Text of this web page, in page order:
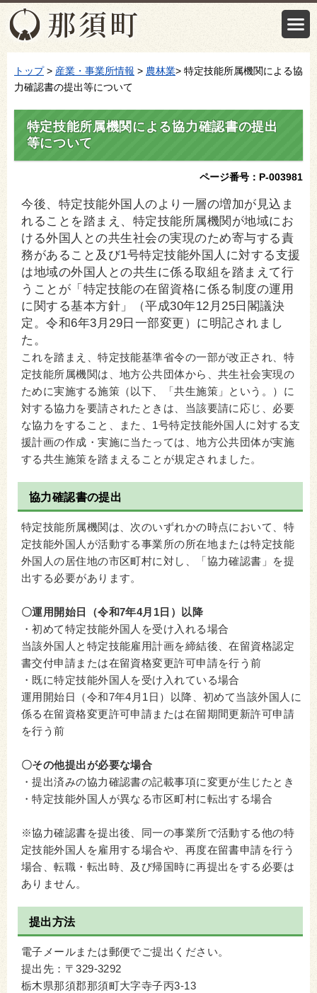
トップ> 産業・事業所情報 > 農林業> 特定技能所属機関による協
力確認書の提出等について
特定技能所属機関による協力確認書の提出
等について
ページ番号：P-003981
今後、特定技能外国人のより一層の増加が見込ま
れることを踏まえ、特定技能所属機関が地域にお
ける外国人との共生社会の実現のため寄与する責
務があること及び1号特定技能外国人に対する支援
は地域の外国人との共生に係る取組を踏まえて行
うことが「特定技能の在留資格に係る制度の運用
に関する基本方針」（平成30年12月25日閣議決
定。令和6年3月29日一部変更）に明記されまし
た。
これを踏まえ、特定技能基準省令の一部が改正され、特
定技能所属機関は、地方公共団体から、共生社会実現の
ために実施する施策（以下、「共生施策」という。）に
対する協力を要請されたときは、当該要請に応じ、必要
な協力をすること、また、1号特定技能外国人に対する支
援計画の作成・実施に当たっては、地方公共団体が実施
する共生施策を踏まえることが規定されました。
協力確認書の提出
特定技能所属機関は、次のいずれかの時点において、特
定技能外国人が活動する事業所の所在地または特定技能
外国人の居住地の市区町村に対し、「協力確認書」を提
出する必要があります。
〇運用開始日（令和7年4月1日）以降
・初めて特定技能外国人を受け入れる場合
当該外国人と特定技能雇用計画を締結後、在留資格認定
書交付申請または在留資格変更許可申請を行う前
・既に特定技能外国人を受け入れている場合
運用開始日（令和7年4月1日）以降、初めて当該外国人に
係る在留資格変更許可申請または在留期間更新許可申請
を行う前
〇その他提出が必要な場合
・提出済みの協力確認書の記載事項に変更が生じたとき
・特定技能外国人が異なる市区町村に転出する場合
※協力確認書を提出後、同一の事業所で活動する他の特
定技能外国人を雇用する場合や、再度在留書申請を行う
場合、転職・転出時、及び帰国時に再提出をする必要は
ありません。
提出方法
電子メールまたは郵便でご提出ください。
提出先：〒329-3292
栃木県那須郡那須町大字寺子丙3-13